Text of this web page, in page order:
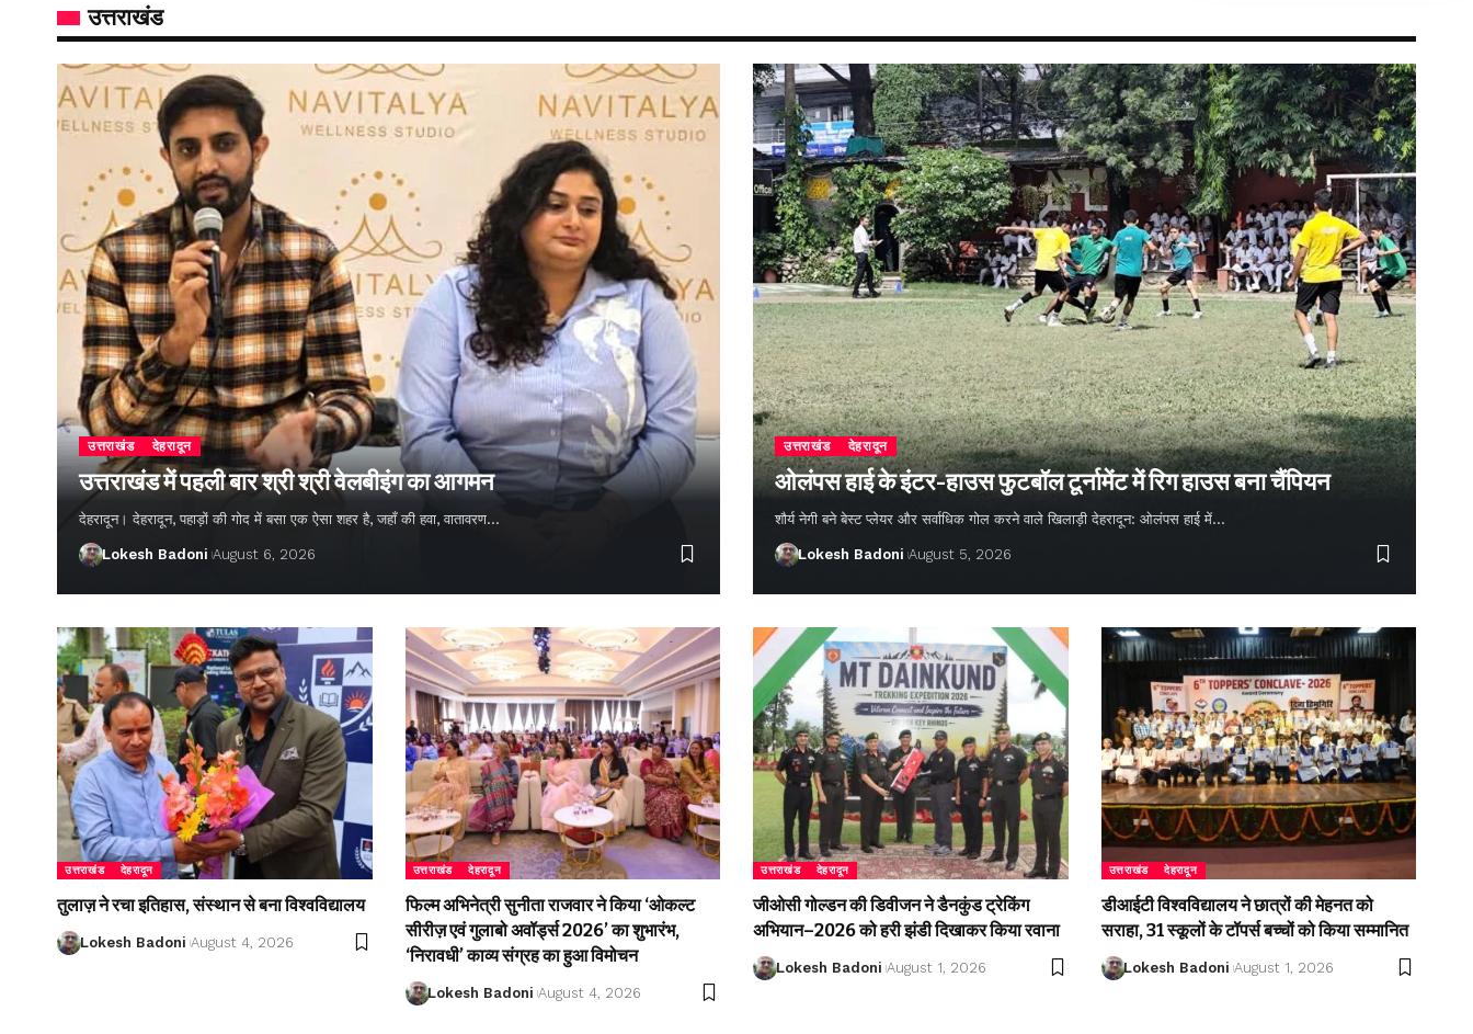
उत्तराखंड
उत्तराखंड देहरादून
उत्तराखंड में पहली बार श्री श्री वेलबीइंग का आगमन
देहरादून। देहरादून, पहाड़ों की गोद में बसा एक ऐसा शहर है, जहाँ की हवा, वातावरण…
Lokesh Badoni August 6, 2026
उत्तराखंड देहरादून
ओलंपस हाई के इंटर-हाउस फुटबॉल टूर्नामेंट में रिग हाउस बना चैंपियन
शौर्य नेगी बने बेस्ट प्लेयर और सर्वाधिक गोल करने वाले खिलाड़ी देहरादून: ओलंपस हाई में…
Lokesh Badoni August 5, 2026
उत्तराखंड देहरादून
तुलाज़ ने रचा इतिहास, संस्थान से बना विश्वविद्यालय
Lokesh Badoni August 4, 2026
उत्तराखंड देहरादून
फिल्म अभिनेत्री सुनीता राजवार ने किया ‘ओकल्ट
सीरीज़ एवं गुलाबो अवॉर्ड्स 2026’ का शुभारंभ,
‘निरावधी’ काव्य संग्रह का हुआ विमोचन
Lokesh Badoni August 4, 2026
उत्तराखंड देहरादून
जीओसी गोल्डन की डिवीजन ने डैनकुंड ट्रेकिंग
अभियान–2026 को हरी झंडी दिखाकर किया रवाना
Lokesh Badoni August 1, 2026
उत्तराखंड देहरादून
डीआईटी विश्वविद्यालय ने छात्रों की मेहनत को
सराहा, 31 स्कूलों के टॉपर्स बच्चों को किया सम्मानित
Lokesh Badoni August 1, 2026